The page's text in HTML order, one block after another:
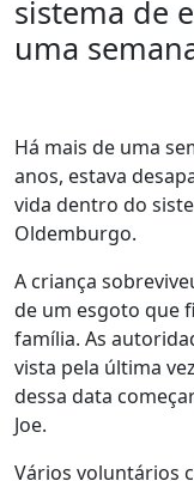
sistema de
uma
Há mais de uma
anos, estava
vida dentro do
Oldemburgo.
A criança
de um esgoto que
família. As
vista pela última
dessa data
Joe.
Vários voluntários